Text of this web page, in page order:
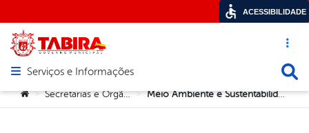
Acesso
Abrir menu principal de navegação
Serviços e Informações
Você está aqui:
> Secretarias e Orgãos > Meio Ambiente e Sustentabilidade
ACESSIBILIDADE